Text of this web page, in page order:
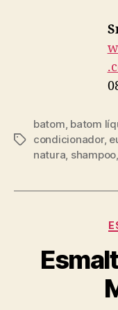
Tags
batom batom
condicionador,
natura shampoo